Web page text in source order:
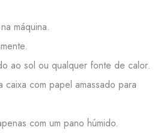
máquina.
ao sol ou qualquer fonte de calor.
com papel amassado para
com um pano húmido.